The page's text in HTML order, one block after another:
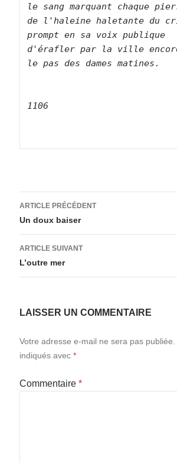
le sang marquant chaque
de l'haleine haletante du
prompt en sa voix publique
d'érafler par la ville
le pas des dames
1106
Navigation
des
articles
ARTICLE PRÉCÉDENT
Un doux baiser
ARTICLE SUIVANT
L’outre mer
LAISSER UN COMMENTAIRE
Votre adresse e-mail ne sera pas publiée.
indiqués avec *
Commentaire *